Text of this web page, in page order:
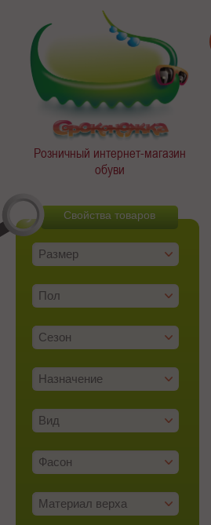
Розничный интернет-магазин
обуви
Размер
Пол
Сезон
Назначение
Вид
Фасон
Материал верха
Свойства товаров